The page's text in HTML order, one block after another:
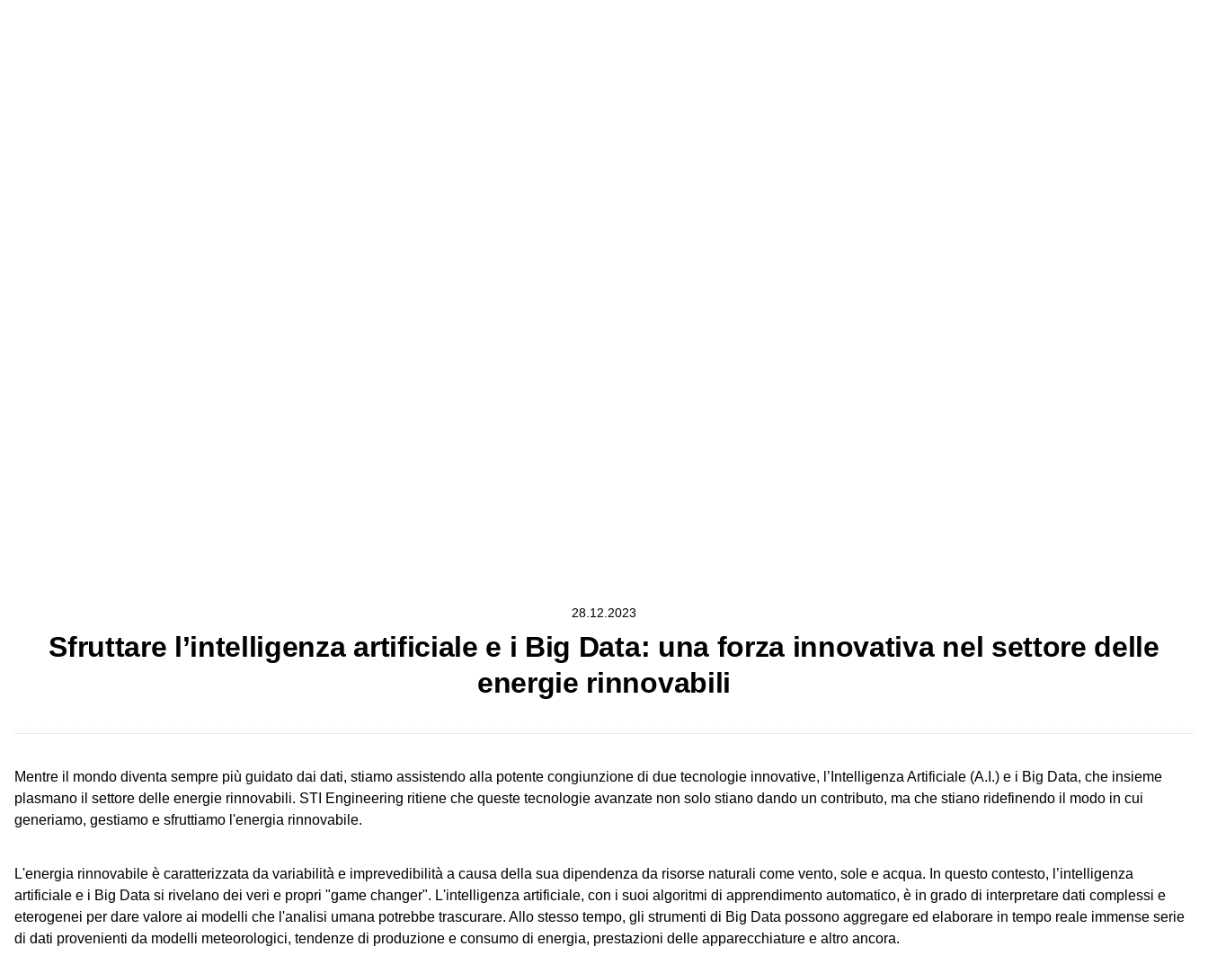
28.12.2023
Sfruttare l’intelligenza artificiale e i Big Data: una forza innovativa nel settore delle
energie rinnovabili
Mentre il mondo diventa sempre più guidato dai dati, stiamo assistendo alla potente congiunzione di due tecnologie innovative, l’Intelligenza Artificiale (A.I.) e i Big Data, che insieme
plasmano il settore delle energie rinnovabili. STI Engineering ritiene che queste tecnologie avanzate non solo stiano dando un contributo, ma che stiano ridefinendo il modo in cui
generiamo, gestiamo e sfruttiamo l'energia rinnovabile.
L'energia rinnovabile è caratterizzata da variabilità e imprevedibilità a causa della sua dipendenza da risorse naturali come vento, sole e acqua. In questo contesto, l’intelligenza
artificiale e i Big Data si rivelano dei veri e propri "game changer". L'intelligenza artificiale, con i suoi algoritmi di apprendimento automatico, è in grado di interpretare dati complessi e
eterogenei per dare valore ai modelli che l'analisi umana potrebbe trascurare. Allo stesso tempo, gli strumenti di Big Data possono aggregare ed elaborare in tempo reale immense serie
di dati provenienti da modelli meteorologici, tendenze di produzione e consumo di energia, prestazioni delle apparecchiature e altro ancora.